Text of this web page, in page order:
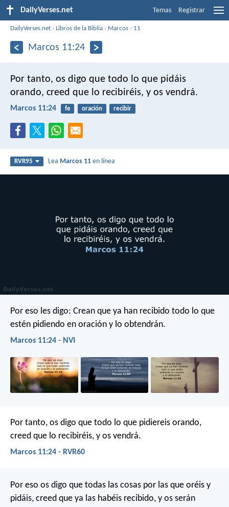
DailyVerses.net Temas Registrar
DailyVerses.net ›Libros de la Biblia › Marcos › 11
Marcos 11:24
Por tanto, os digo que todo lo que pidáis
orando, creed que lo recibiréis, y os vendrá.
Marcos 11:24 fe oración recibir
RVR95 Lea Marcos 11 en línea
Por eso les digo: Crean que ya han recibido todo lo que
estén pidiendo en oración y lo obtendrán.
Marcos 11:24 - NVI
Por tanto, os digo que todo lo que pidiereis orando,
creed que lo recibiréis, y os vendrá.
Marcos 11:24 - RVR60
Por eso os digo que todas las cosas por las que oréis y
pidáis, creed que ya las habéis recibido, y os serán